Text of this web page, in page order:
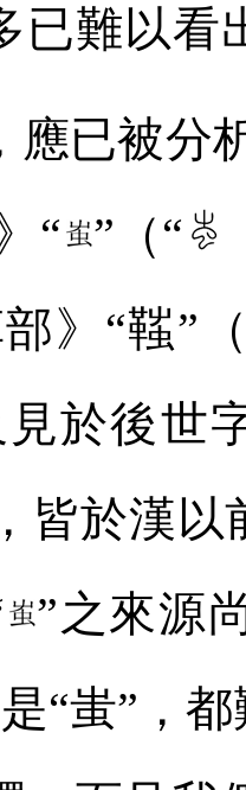
已難以看
應已被分
“
”（“
》“䩶”
於後世
皆於漢
”之來源
“蚩”，